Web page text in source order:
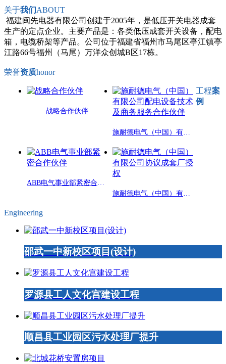
关于我们ABOUT
福建闽先电器有限公司创建于2005年，是低压开关电器成套
生产的定点企业。主要产品是：各类低压成套开关设备，配电
箱，电缆桥架等产品。公司位于福建省福州市马尾区亭江镇亭
江路66号福州（马尾）万洋众创城B区17栋。
荣誉资质honor
战略合作伙伴
工程案
例
Engineering
邵武一中新校区项目(设计)
罗源县工人文化宫建设工程
顺昌县工业园区污水处理厂提升